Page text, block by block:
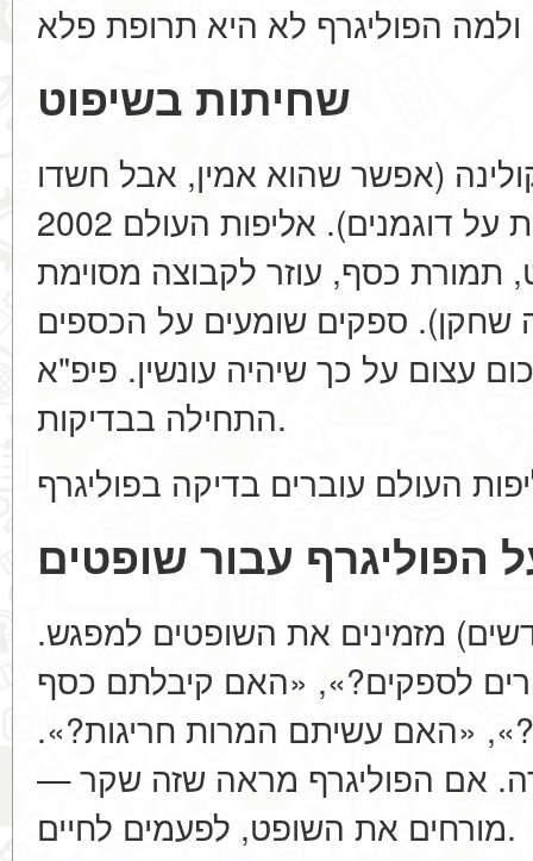
שחיתות בשיפוט
(אפשר שהוא אמין, אבל חשדו
בו). שופט גאני (היו כתבות על דוגמנים). אליפות העולם 2002
תמורת כסף, עוזר לקבוצה מסוימת
שחקן). ספקים שומעים על הכספים
עצום על כך שיהיה עונשין. פיפ"א
התחילה בבדיקות.
הפוליגרף עבור שופטים
(לאחר 2-3 חודשים) מזמינים את השופטים למפגש.
לספקים?», «האם קיבלתם כסף
«האם עשיתם המרות חריגות?».
אם הפוליגרף מראה שזה שקר —
מורחים את השופט, לפעמים לחיים.